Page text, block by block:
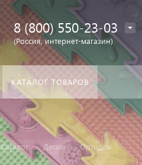
8 (800) 550-23-03
(Россия, интернет-магазин)
КАТАЛОГ ТОВАРОВ
Каталог Детям Ортодон